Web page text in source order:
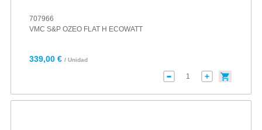
707966
VMC S&P OZEO FLAT H ECOWATT
339,00 € / Unidad